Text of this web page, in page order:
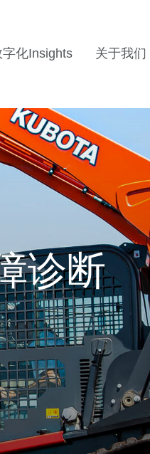
字化Insights 关于我们
诊断